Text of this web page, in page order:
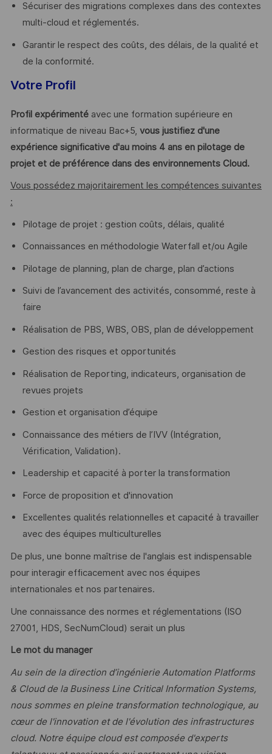
Sécuriser des migrations complexes dans des contextes
multi-cloud et réglementés.
Garantir le respect des coûts, des délais, de la qualité et
de la conformité.
Votre Profil
Profil expérimenté avec une formation supérieure en
informatique de niveau Bac+5, vous justifiez d'une
expérience significative d'au moins 4 ans en pilotage de
projet et de préférence dans des environnements Cloud.
Vous possédez majoritairement les compétences suivantes
:
Pilotage de projet : gestion coûts, délais, qualité
Connaissances en méthodologie Waterfall et/ou Agile
Pilotage de planning, plan de charge, plan d’actions
Suivi de l’avancement des activités, consommé, reste à
faire
Réalisation de PBS, WBS, OBS, plan de développement
Gestion des risques et opportunités
Réalisation de Reporting, indicateurs, organisation de
revues projets
Gestion et organisation d’équipe
Connaissance des métiers de l’IVV (Intégration,
Vérification, Validation).
Leadership et capacité à porter la transformation
Force de proposition et d'innovation
Excellentes qualités relationnelles et capacité à travailler
avec des équipes multiculturelles
De plus, une bonne maîtrise de l'anglais est indispensable
pour interagir efficacement avec nos équipes
internationales et nos partenaires.
Une connaissance des normes et réglementations (ISO
27001, HDS, SecNumCloud) serait un plus
Le mot du manager
Au sein de la direction d’ingénierie Automation Platforms
& Cloud de la Business Line Critical Information Systems,
nous sommes en pleine transformation technologique, au
cœur de l'innovation et de l'évolution des infrastructures
cloud. Notre équipe cloud est composée d'experts